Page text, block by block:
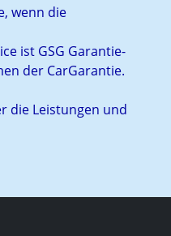
wenn die
ist GSG Garantie-
der CarGarantie.
die Leistungen und